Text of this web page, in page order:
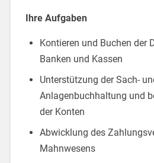
Ihre Aufgaben
Kontieren und Buchen der
Banken und Kassen
Unterstützung der Sach-
Anlagenbuchhaltung und
der Konten
Abwicklung des
Mahnwesens